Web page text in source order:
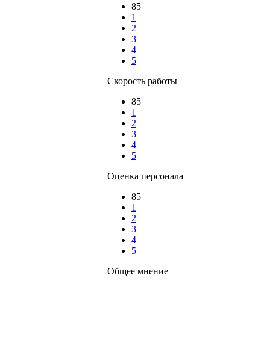
85
1
2
3
4
5
Скорость работы
85
1
2
3
4
5
Оценка персонала
85
1
2
3
4
5
Общее мнение